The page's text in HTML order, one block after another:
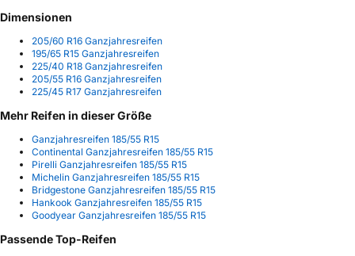
Dimensionen
205/60 R16 Ganzjahresreifen
195/65 R15 Ganzjahresreifen
225/40 R18 Ganzjahresreifen
205/55 R16 Ganzjahresreifen
225/45 R17 Ganzjahresreifen
Mehr Reifen in dieser Größe
Ganzjahresreifen 185/55 R15
Continental Ganzjahresreifen 185/55 R15
Pirelli Ganzjahresreifen 185/55 R15
Michelin Ganzjahresreifen 185/55 R15
Bridgestone Ganzjahresreifen 185/55 R15
Hankook Ganzjahresreifen 185/55 R15
Goodyear Ganzjahresreifen 185/55 R15
Passende Top-Reifen